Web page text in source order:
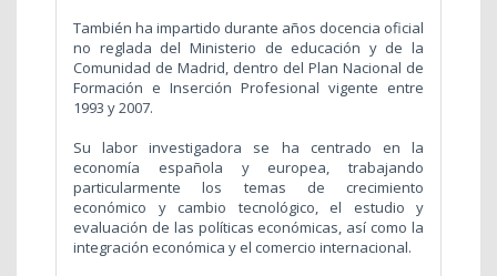
También ha impartido durante años docencia oficial
no reglada del Ministerio de educación y de la
Comunidad de Madrid, dentro del Plan Nacional de
Formación e Inserción Profesional vigente entre
1993 y 2007.
Su labor investigadora se ha centrado en la
economía española y europea, trabajando
particularmente los temas de crecimiento
económico y cambio tecnológico, el estudio y
evaluación de las políticas económicas, así como la
integración económica y el comercio internacional.